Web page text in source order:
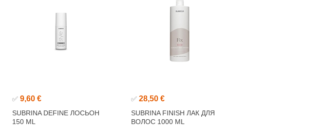
✅ 9,60 €
SUBRINA DEFINE ЛОСЬОН
150 ML
✅ 28,50 €
SUBRINA FINISH ЛАК ДЛЯ
ВОЛОС 1000 ML